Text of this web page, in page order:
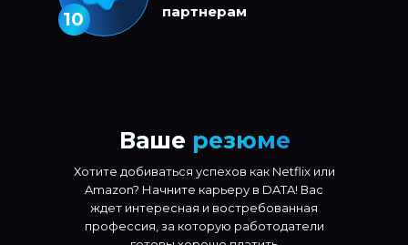
партнерам
10
Ваше резюме
Хотите добиваться успехов как Netflix или
Amazon? Начните карьеру в DATA! Вас
ждет интересная и востребованная
профессия, за которую работодатели